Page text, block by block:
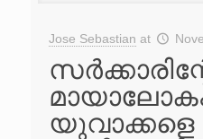
Jose Sebastian at
യുവാക്കളെ